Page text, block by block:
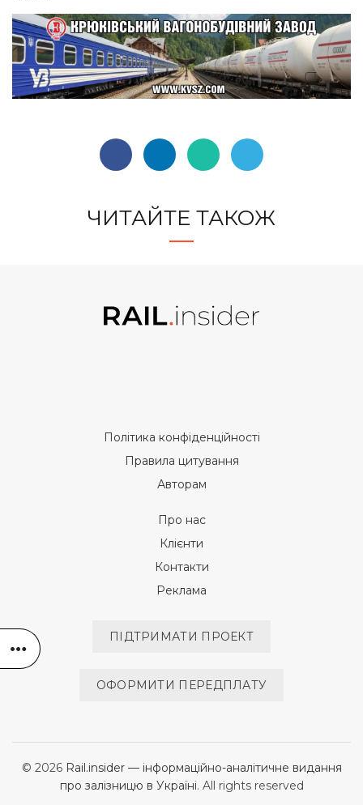
ЧИТАЙТЕ ТАКОЖ
Політика конфіденційності
Правила цитування
Авторам
Про нас
Клієнти
Контакти
Реклама
ПІДТРИМАТИ ПРОЕКТ
ОФОРМИТИ ПЕРЕДПЛАТУ
© 2026 Rail.insider — інформаційно-аналітичне видання
про залізницю в Україні. All rights reserved